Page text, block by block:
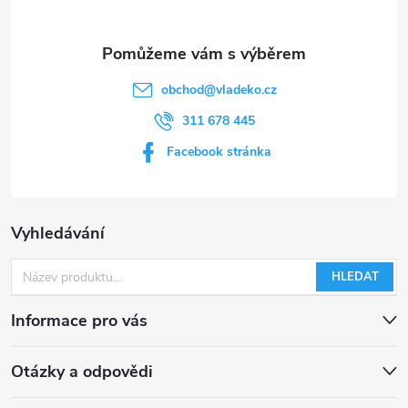
Vyhledávání
HLEDAT
Informace pro vás
Otázky a odpovědi
obchod@vladeko.cz
311 678 445
Facebook stránka